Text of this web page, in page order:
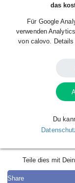
Teile dies mit
Share
das
Für Google
verwenden
von calovo.
Du